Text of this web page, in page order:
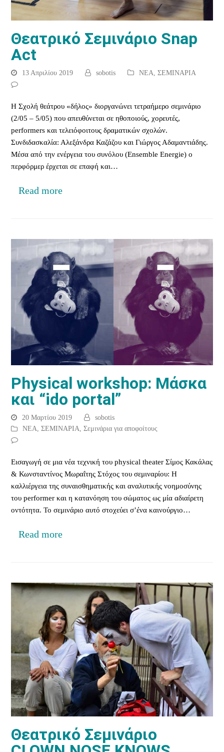
Θεατρικό Σεμινάριο Snap
Act
13 Απριλίου 2019 sobotis ΝΕΑ ,ΣΕΜΙΝΑΡΙΑ
Η Σχολή θεάτρου «δήλος» διοργανώνει τετραήμερο σεμινάριο
(2/05 – 5/05) που απευθύνεται σε ηθοποιούς, χορευτές,
performers και τελειόφοιτους δραματικών σχολών.
Συνδιδασκαλία: Αλεξάνδρα Καζάζου και Γιώργος Αδαμαντιάδης.
Μέσα από την ενέργεια του συνόλου (Ensemble Energie) ο
περφόρμερ έρχεται σε επαφή και…
Read more
Physical workshop: Μάσκα
και “ido portal”
20 Μαρτίου 2019
sobotis
ΝΕΑ,ΣΕΜΙΝΑΡΙΑ,Σεμινάρια για αποφοίτους
Εισαγωγή σε μια νέα τεχνική του physical theater Σίμος Κακάλας
& Κωνσταντίνος Μωραΐτης Στόχος του σεμιναρίου: Η
καλλιέργεια της συναισθηματικής και αναλυτικής νοημοσύνης
του performer και η κατανόηση του σώματος ως μία αδιαίρετη
οντότητα. Το σεμινάριο αυτό στοχεύει σ’ένα καινούργιο…
Read more
Θεατρικό Σεμινάριο